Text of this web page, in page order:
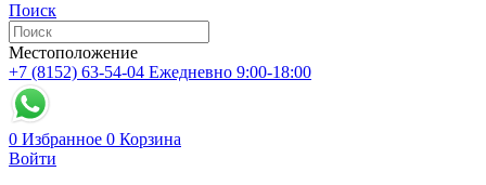
Поиск
Местоположение
+7 (8152) 63-54-04 Ежедневно 9:00-18:00
0 Избранное 0 Корзина
Войти